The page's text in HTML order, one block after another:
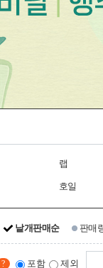
랩
호일
낱개판매순 판매
? 포함 제외